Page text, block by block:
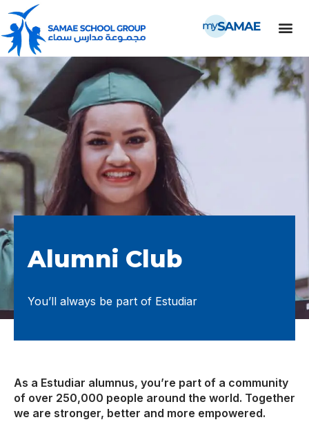
Alumni Club
You’ll always be part of Estudiar
As a Estudiar alumnus, you’re part of a community
of over 250,000 people around the world. Together
we are stronger, better and more empowered.